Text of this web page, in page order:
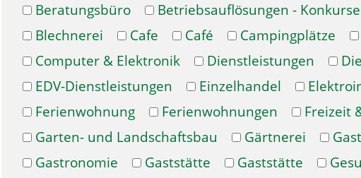
Beratungsbüro
Betriebsauflösungen - Konkurse
Blechnerei
Cafe Café Campingplätze
Computer & Elektronik
Dienstleistungen
EDV-Dienstleistungen
Einzelhandel
Ferienwohnung
Ferienwohnungen Freizeit
Garten- und Landschaftsbau
Gärtnerei
Gastronomie
Gaststätte Gaststätte